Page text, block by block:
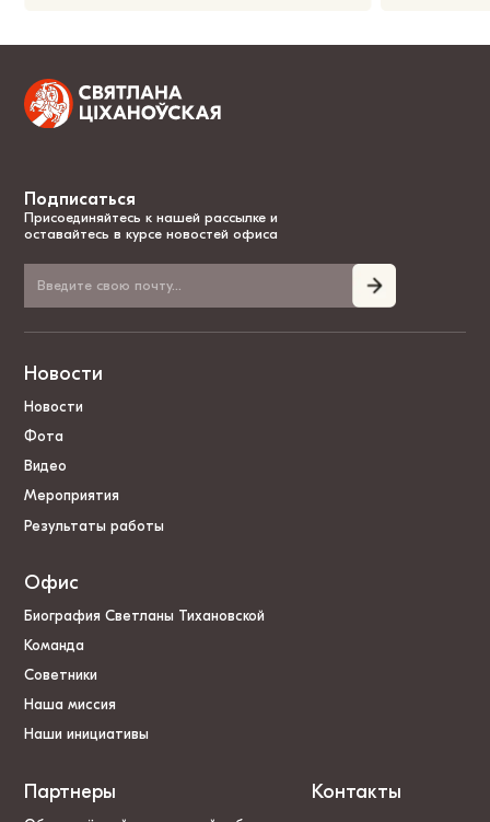
Подписаться
Присоединяйтесь к нашей рассылке и
оставайтесь в курсе новостей офиса
Новости
Новости
Фота
Видео
Мероприятия
Результаты работы
Офис
Биография Светланы Тихановской
Команда
Советники
Наша миссия
Наши инициативы
Партнеры Контакты